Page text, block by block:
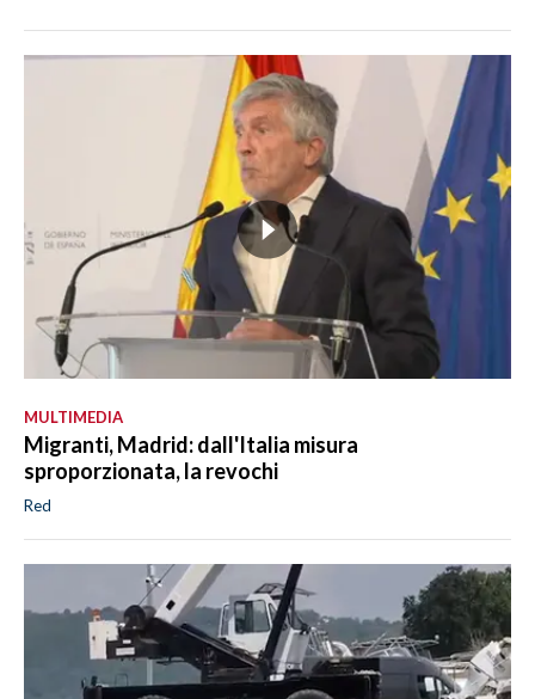
MULTIMEDIA
Migranti, Madrid: dall'Italia misura
sproporzionata, la revochi
Red